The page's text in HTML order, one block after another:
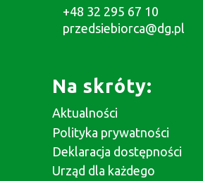
+48 32 295 67 10
przedsiebiorca@dg.pl
Na skróty:
Aktualności
Polityka prywatności
Deklaracja dostępności
Urząd dla każdego